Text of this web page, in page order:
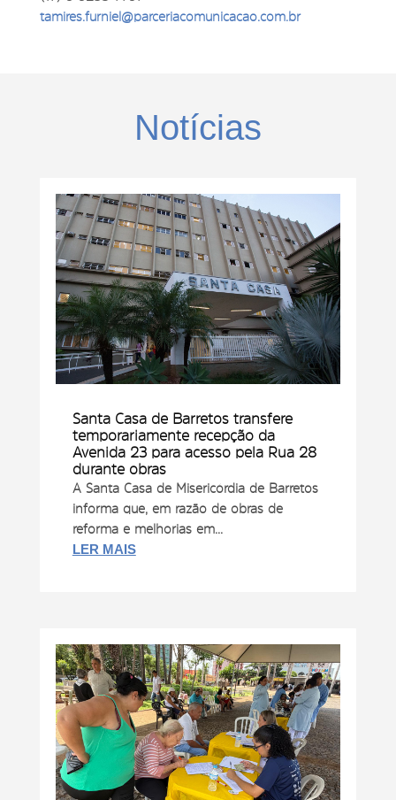
tamires.furniel@parceriacomunicacao.com.br
Notícias
Santa Casa de Barretos transfere
temporariamente recepção da
Avenida 23 para acesso pela Rua 28
durante obras
A Santa Casa de Misericórdia de Barretos
informa que, em razão de obras de
reforma e melhorias em...
LER MAIS